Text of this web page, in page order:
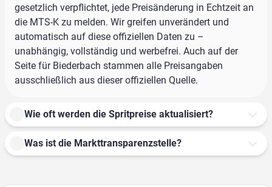
gesetzlich verpflichtet, jede Preisänderung in Echtzeit an
die MTS-K zu melden. Wir greifen unverändert und
automatisch auf diese offiziellen Daten zu –
unabhängig, vollständig und werbefrei. Auch auf der
Seite für Biederbach stammen alle Preisangaben
ausschließlich aus dieser offiziellen Quelle.
Wie oft werden die Spritpreise aktualisiert?
Was ist die Markttransparenzstelle?